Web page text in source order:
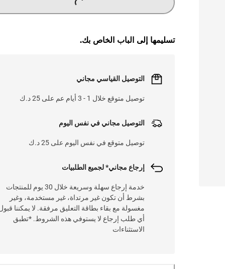
تسليمها إلى الباب الخاص بك.
التوصيل القياسي مجاني
توصيل متوقع خلال 1 - 3 أيام عم على 25 د.ك
التوصيل مجاني في نفس اليوم
توصيل متوقع في نفس اليوم على 25 د.ك
إرجاع مجاني* لجميع الطلبيات
خدمة إرجاع سهلة وسريعة خلال 30 يوم للمنتجات
بشرط أن تكون غير مرتداة، غير مستخدمة، وغير
مغسولة مع بقاء بطاقة التعليق مرفقة. لا يمكننا
أي طلب إرجاع لا يستوفي هذه الشروط. *تطبق
الاستثناءات